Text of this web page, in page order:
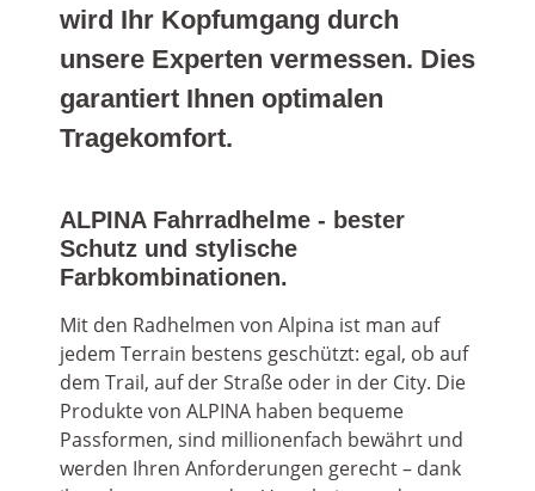
wird Ihr Kopfumgang durch
unsere Experten vermessen. Dies
garantiert Ihnen optimalen
Tragekomfort.
ALPINA Fahrradhelme - bester
Schutz und stylische
Farbkombinationen.
Mit den Radhelmen von Alpina ist man auf
jedem Terrain bestens geschützt: egal, ob auf
dem Trail, auf der Straße oder in der City. Die
Produkte von ALPINA haben bequeme
Passformen, sind millionenfach bewährt und
werden Ihren Anforderungen gerecht – dank